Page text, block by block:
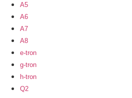
A5
A6
A7
A8
e-tron
g-tron
h-tron
Q2